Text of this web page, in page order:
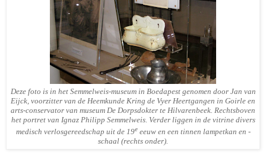
Deze foto is in het Semmelweis-museum in Boedapest genomen door Jan van
Eijck, voorzitter van de Heemkunde Kring de Vyer Heertgangen in Goirle en
arts-conservator van museum De Dorpsdokter te Hilvarenbeek. Rechtsboven
het portret van Ignaz Philipp Semmelweis. Verder liggen in de vitrine divers
medisch verlosgereedschap uit de 19eeeuw en een tinnen lampetkan en -
schaal (rechts onder).